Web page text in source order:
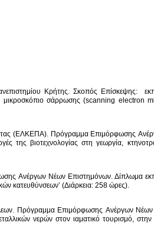
Κρήτης. Σκοπός Επίσκεψης:
μικροσκόπιο σάρρωσης (scanning electron
(ΕΛΚΕΠΑ). Πρόγραμμα Επιμόρφωσης
της βιοτεχνολογίας στη γεωργία,
Νέων Επιστημόνων. Δίπλωμα
Πρόγραμμα Επιμόρφωσης Ανέργων
νερών στον ιαματικό τουρισμό,